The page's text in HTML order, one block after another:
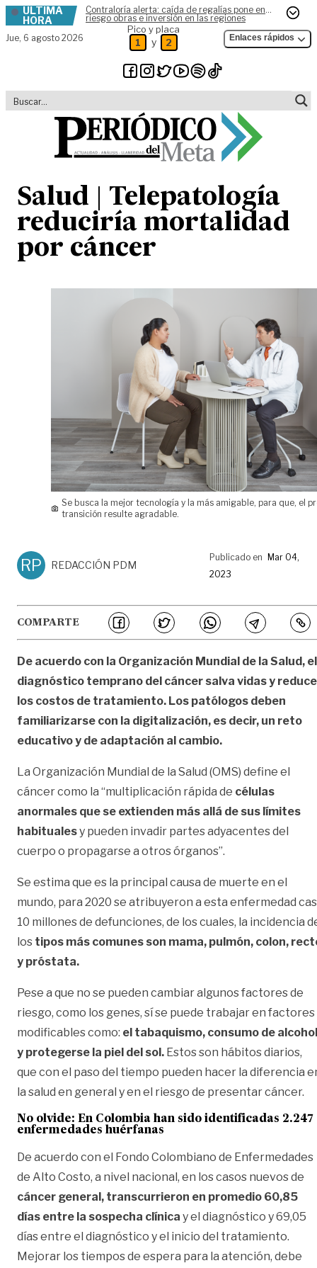
Skip to content
ÚLTIMA
HORA
Contraloría alerta: caída de regalías pone en
riesgo obras e inversión en las regiones
Jue, 6 agosto 2026
Pico y placa
1 y 2 Enlaces rápidos
Salud | Telepatología
reduciría mortalidad
por cáncer
Se busca la mejor tecnología y la más amigable, para que, el
transición resulte agradable.
RP REDACCIÓN PDM
Publicado en
Mar 04,
2023
COMPARTE
De acuerdo con la Organización Mundial de la Salud, el
diagnóstico temprano del cáncer salva vidas y reduce
los costos de tratamiento. Los patólogos deben
familiarizarse con la digitalización, es decir, un reto
educativo y de adaptación al cambio.
La Organización Mundial de la Salud (OMS) define el
cáncer como la “multiplicación rápida de células
anormales que se extienden más allá de sus límites
habitualesy pueden invadir partes adyacentes del
cuerpo o propagarse a otros órganos”.
Se estima que es la principal causa de muerte en el
mundo, para 2020 se atribuyeron a esta enfermedad
10 millones de defunciones, de los cuales, la incidencia
los tipos más comunes son mama, pulmón, colon,
y próstata.
Pese a que no se pueden cambiar algunos factores de
riesgo, como los genes, sí se puede trabajar en factores
modificables como: el tabaquismo, consumo de alcohol
y protegerse la piel del sol. Estos son hábitos diarios,
que con el paso del tiempo pueden hacer la diferencia
la salud en general y en el riesgo de presentar cáncer.
No olvide: En Colombia han sido identificadas 2.247
enfermedades huérfanas
De acuerdo con el Fondo Colombiano de Enfermedades
de Alto Costo, a nivel nacional, en los casos nuevos de
cáncer general, transcurrieron en promedio 60,85
días entre la sospecha clínica y el diagnóstico y 69,05
días entre el diagnóstico y el inicio del tratamiento.
Mejorar los tiempos de espera para la atención, debe